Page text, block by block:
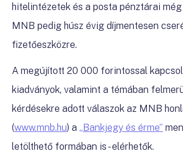
hitelintézetek és a posta pénztárai még
MNB pedig húsz évig díjmentesen
fizetőeszközre.
A megújított 20 000 forintossal
kiadványok, valamint a témában
kérdésekre adott válaszok az MNB
(www.mnb.hu) a „Bankjegy és érme”
letölthető formában is - elérhetők.